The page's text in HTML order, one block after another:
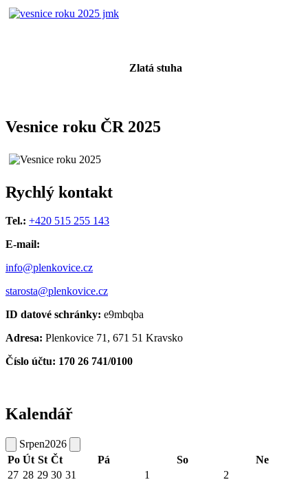
Zlatá stuha
Vesnice roku ČR 2025
Rychlý kontakt
Tel.: +420 515 255 143
E-mail:
info@plenkovice.cz
starosta@plenkovice.cz
ID datové schránky: e9mbqba
Adresa: Plenkovice 71, 671 51 Kravsko
Číslo účtu: 170 26 741/0100
Kalendář
Srpen2026
Po Út St Čt Pá So
Ne
27 28 29 30 31 1 2